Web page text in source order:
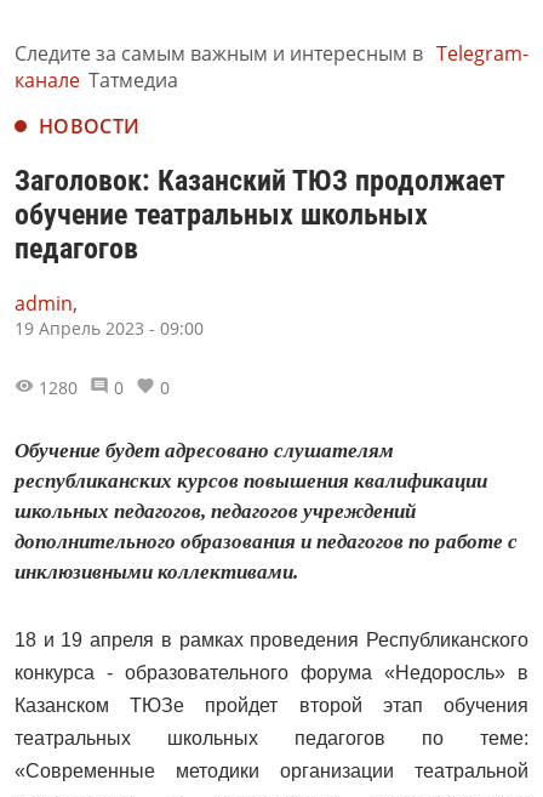
Следите за самым важным и интересным в Telegram-
канале Татмедиа
НОВОСТИ
Заголовок: Казанский ТЮЗ продолжает
обучение театральных школьных
педагогов
admin,
19 Апрель 2023 - 09:00
1280 0 0
Обучение будет адресовано слушателям
республиканских курсов повышения квалификации
школьных педагогов, педагогов учреждений
дополнительного образования и педагогов по работе с
инклюзивными коллективами.
18 и 19 апреля в рамках проведения Республиканского
конкурса - образовательного форума «Недоросль» в
Казанском ТЮЗе пройдет второй этап обучения
театральных школьных педагогов по теме:
«Современные методики организации театральной